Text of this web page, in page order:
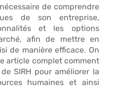
de comprendre
de son entreprise,
et les options
afin de mettre en
de manière efficace. On
vous dévoile dans notre article complet comment
SIRH pour améliorer la
humaines et ainsi